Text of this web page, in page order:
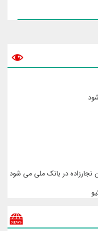
نجارزاده در بانک ملی می شود